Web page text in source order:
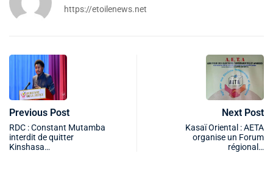
https://etoilenews.net
Previous Post
RDC : Constant Mutamba
interdit de quitter
Kinshasa…
Next Post
Kasaï Oriental : AETA
organise un Forum
régional…